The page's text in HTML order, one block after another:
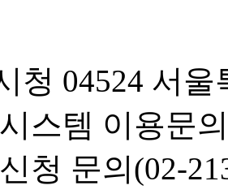
청 04524 서
스템 이용문
청 문의(02-